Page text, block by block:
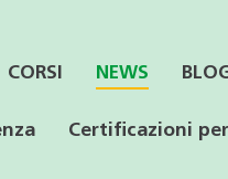
CORSI NEWS
Certificazioni